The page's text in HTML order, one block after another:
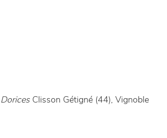
Clisson Gétigné (44), Vignoble